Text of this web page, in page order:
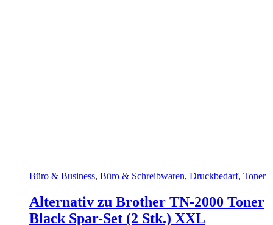
Büro & Business, Büro & Schreibwaren, Druckbedarf, Toner
Alternativ zu Brother TN-2000 Toner
Black Spar-Set (2 Stk.) XXL